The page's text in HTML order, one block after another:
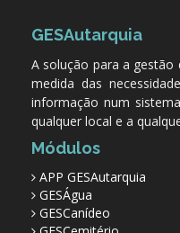
GESAutarquia
A solução para a gestão
medida das
informação num
qualquer local e a
Módulos
APP GESAutarquia
GESÁgua
GESCanídeo